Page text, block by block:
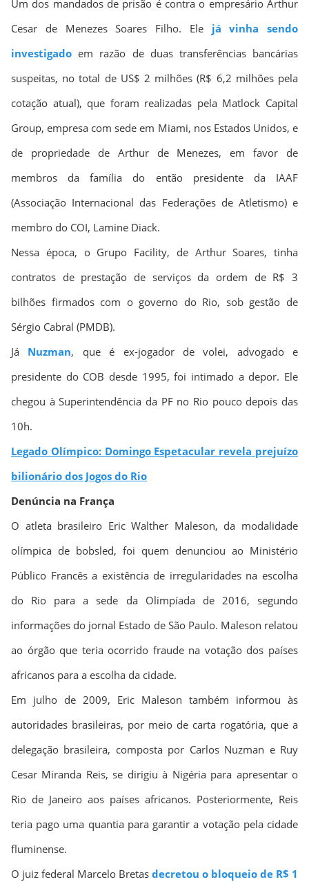
Um dos mandados de prisão é contra o empresário Arthur
Cesar de Menezes Soares Filho. Ele já vinha sendo
investigado em razão de duas transferências bancárias
suspeitas, no total de US$ 2 milhões (R$ 6,2 milhões pela
cotação atual), que foram realizadas pela Matlock Capital
Group, empresa com sede em Miami, nos Estados Unidos, e
de propriedade de Arthur de Menezes, em favor de
membros da família do então presidente da IAAF
(Associação Internacional das Federações de Atletismo) e
membro do COI, Lamine Diack.
Nessa época, o Grupo Facility, de Arthur Soares, tinha
contratos de prestação de serviços da ordem de R$ 3
bilhões firmados com o governo do Rio, sob gestão de
Sérgio Cabral (PMDB).
Já Nuzman, que é ex-jogador de volei, advogado e
presidente do COB desde 1995, foi intimado a depor. Ele
chegou à Superintendência da PF no Rio pouco depois das
10h.
Legado Olímpico: Domingo Espetacular revela prejuízo
bilionário dos Jogos do Rio
Denúncia na França
O atleta brasileiro Eric Walther Maleson, da modalidade
olímpica de bobsled, foi quem denunciou ao Ministério
Público Francês a existência de irregularidades na escolha
do Rio para a sede da Olimpíada de 2016, segundo
informações do jornal Estado de São Paulo. Maleson relatou
ao órgão que teria ocorrido fraude na votação dos países
africanos para a escolha da cidade.
Em julho de 2009, Eric Maleson também informou às
autoridades brasileiras, por meio de carta rogatória, que a
delegação brasileira, composta por Carlos Nuzman e Ruy
Cesar Miranda Reis, se dirigiu à Nigéria para apresentar o
Rio de Janeiro aos países africanos. Posteriormente, Reis
teria pago uma quantia para garantir a votação pela cidade
fluminense.
O juiz federal Marcelo Bretas decretou o bloqueio de R$ 1